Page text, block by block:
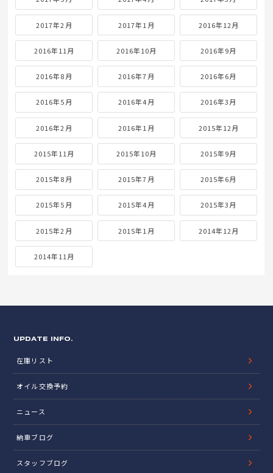
2017年2月 2017年1月 2016年12月
2016年11月 2016年10月 2016年9月
2016年8月 2016年7月 2016年6月
2016年5月 2016年4月 2016年3月
2016年2月 2016年1月 2015年12月
2015年11月 2015年10月 2015年9月
2015年8月 2015年7月 2015年6月
2015年5月 2015年4月 2015年3月
2015年2月 2015年1月 2014年12月
2014年11月
UPDATE INFO.
在庫リスト
オイル交換予約
ニュース
納車ブログ
スタッフブログ